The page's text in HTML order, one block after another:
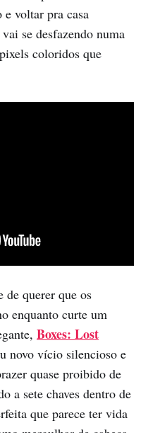
voltar pra casa
se desfazendo numa
coloridos que
de querer que os
enquanto curte um
Boxes: Lost
novo vício silencioso e
quase proibido de
a sete chaves dentro de
que parece ter vida